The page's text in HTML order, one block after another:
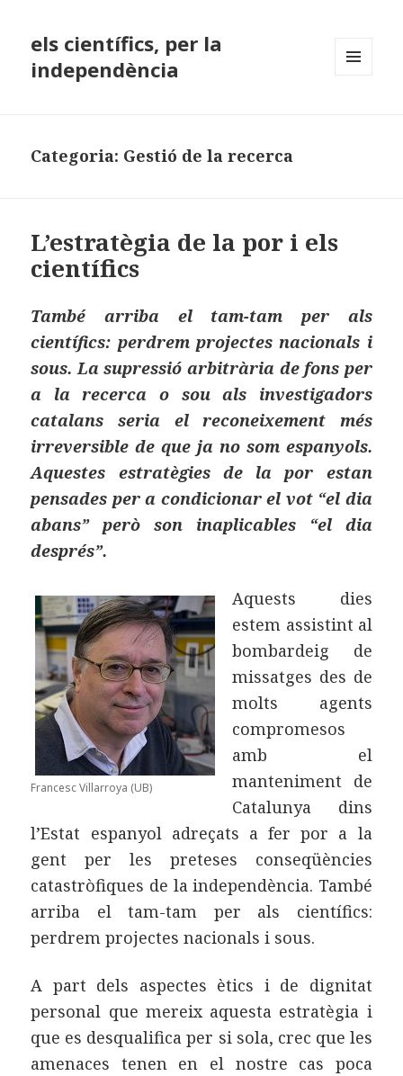
els científics, per la
independència
Categoria: Gestió de la recerca
L’estratègia de la por i els
científics
També arriba el tam-tam per als
científics: perdrem projectes nacionals i
sous. La supressió arbitrària de fons per
a la recerca o sou als investigadors
catalans seria el reconeixement més
irreversible de que ja no som espanyols.
Aquestes estratègies de la por estan
pensades per a condicionar el vot “el dia
abans” però son inaplicables “el dia
després”.
Francesc Villarroya (UB)
Aquests dies
estem assistint al
bombardeig de
missatges des de
molts agents
compromesos
amb el
manteniment de
Catalunya dins
l’Estat espanyol adreçats a fer por a la
gent per les preteses conseqüències
catastròfiques de la independència. També
arriba el tam-tam per als científics:
perdrem projectes nacionals i sous.
A part dels aspectes ètics i de dignitat
personal que mereix aquesta estratègia i
que es desqualifica per si sola, crec que les
amenaces tenen en el nostre cas poca